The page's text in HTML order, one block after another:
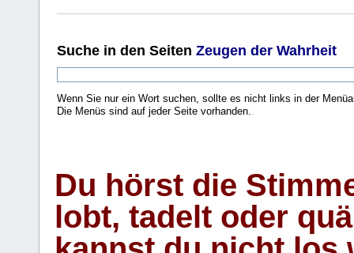
Suche in den Seiten Zeugen der Wahrheit
Wenn Sie nur ein Wort suchen, sollte es nicht links in der
Die Menüs sind auf jeder Seite vorhanden.
Du hörst die
lobt, tadelt oder